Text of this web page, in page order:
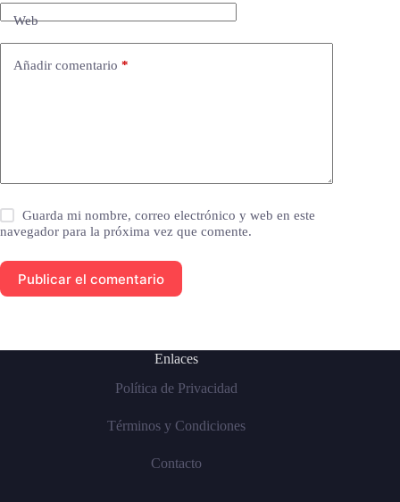
Web
Añadir comentario *
Guarda mi nombre, correo electrónico y web en este
navegador para la próxima vez que comente.
Publicar el comentario
Enlaces
Política de Privacidad
Términos y Condiciones
Contacto